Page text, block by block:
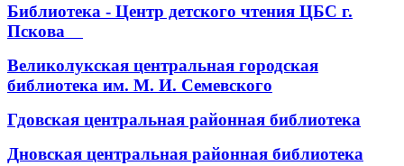
Библиотека - Центр детского чтения ЦБС г.
Пскова
Великолукская центральная городская
библиотека им. М. И. Семевского
Гдовская центральная районная библиотека
Дновская центральная районная библиотека